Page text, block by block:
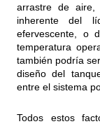
arrastre de
inherente del
efervescente, o
temperatura
también podría
diseño del
entre el sistema
Todos estos